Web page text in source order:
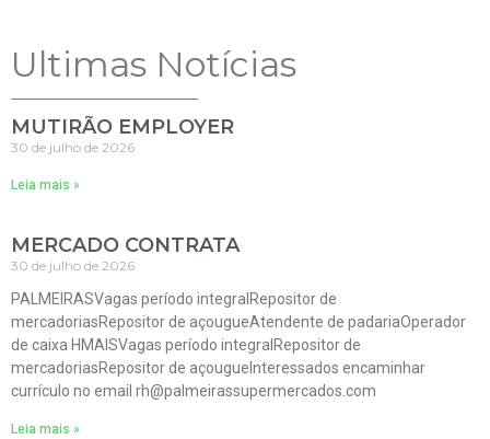
Ultimas Notícias
MUTIRÃO EMPLOYER
30 de julho de 2026
Leia mais »
MERCADO CONTRATA
30 de julho de 2026
PALMEIRASVagas período integralRepositor de
mercadoriasRepositor de açougueAtendente de padariaOperador
de caixa HMAISVagas período integralRepositor de
mercadoriasRepositor de açougueInteressados encaminhar
currículo no email rh@palmeirassupermercados.com
Leia mais »